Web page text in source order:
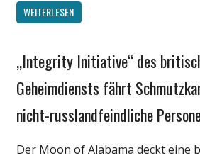
WEITERLESEN
Gesellschaft
Politik
Wissenschaft
„Integrity Initiative“ des
Geheimdiensts fährt
nicht-russlandfeindliche
Der Moon of Alabama deckt eine